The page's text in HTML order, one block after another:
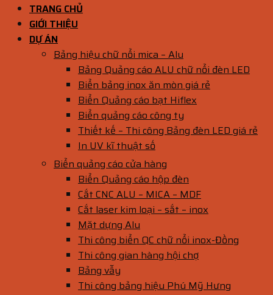
TRANG CHỦ
GIỚI THIỆU
DỰ ÁN
Bảng hiệu chữ nổi mica – Alu
Bảng Quảng cáo ALU chữ nổi đèn LED
Biển bảng inox ăn mòn giá rẻ
Biển Quảng cáo bạt Hiflex
Biển quảng cáo công ty
Thiết kế – Thi công Bảng đèn LED giá rẻ
In UV kĩ thuật số
Biển quảng cáo cửa hàng
Biển Quảng cáo hộp đèn
Cắt CNC ALU – MICA – MDF
Cắt laser kim loại – sắt – inox
Mặt dựng Alu
Thi công biển QC chữ nổi inox-Đồng
Thi công gian hàng hội chợ
Bảng vẫy
Thi công bảng hiệu Phú Mỹ Hưng